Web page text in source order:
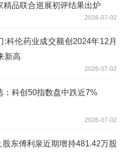
精品联合巡展初评结果出炉
2026-07-02
:科伦药业成交额创2024年12月
新高
2026-07-02
：科创50指数盘中跌近7%
2026-07-02
东傅利泉近期增持481.42万股